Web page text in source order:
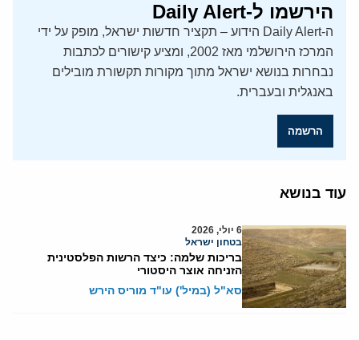
הירשמו ל-Daily Alert
ה-Daily Alert הידוע – תקציר חדשות ישראל, מופק על ידי
המרכז הירושלמי מאז 2002, ומציע קישורים לכתבות
נבחרות בנושא ישראל מתוך מקורות תקשורת מובילים
באנגלית ובעברית.
הרשמה
עוד בנושא
6 יולי, 2026
בטחון ישראל
בריכות שלמה: כיצד הרשות הפלסטינית
הזניחה אוצר היסטורי
סא"ל (במיל') עו"ד מוריס הירש